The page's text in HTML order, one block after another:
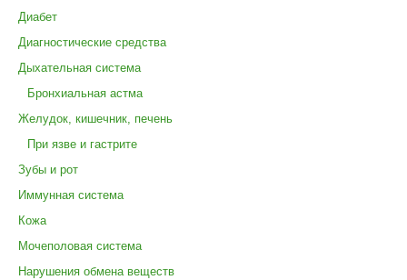
Диабет
Диагностические средства
Дыхательная система
Бронхиальная астма
Желудок, кишечник, печень
При язве и гастрите
Зубы и рот
Иммунная система
Кожа
Мочеполовая система
Нарушения обмена веществ